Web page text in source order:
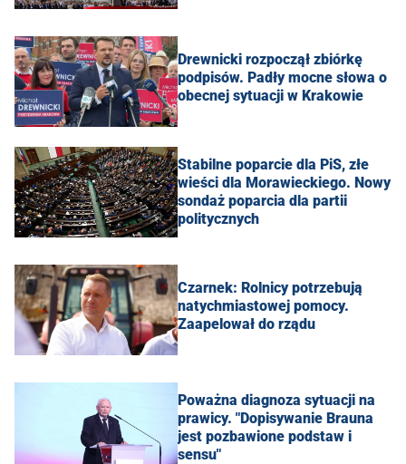
Drewnicki rozpoczął zbiórkę
podpisów. Padły mocne słowa o
obecnej sytuacji w Krakowie
Stabilne poparcie dla PiS, złe
wieści dla Morawieckiego. Nowy
sondaż poparcia dla partii
politycznych
Czarnek: Rolnicy potrzebują
natychmiastowej pomocy.
Zaapelował do rządu
Poważna diagnoza sytuacji na
prawicy. "Dopisywanie Brauna
jest pozbawione podstaw i
sensu"